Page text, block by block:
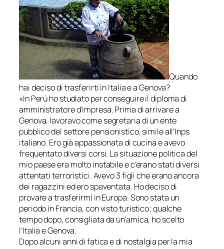
Quando
hai deciso di trasferirti in Italia e a Genova?
«In Perù ho studiato per conseguire il diploma di
amministratore d’impresa. Prima di arrivare a
Genova, lavoravo come segretaria di un ente
pubblico del settore pensionistico, simile all’Inps
italiano. Ero già appassionata di cucina e avevo
frequentato diversi corsi. La situazione politica del
mio paese era molto instabile e c’erano stati diversi
attentati terroristici. Avevo 3 figli che erano ancora
dei ragazzini ed ero spaventata. Ho deciso di
provare a trasferirmi in Europa. Sono stata un
periodo in Francia, con visto turistico; qualche
tempo dopo, consigliata da un’amica, ho scelto
l’Italia e Genova.
Dopo alcuni anni di fatica e di nostalgia per la mia